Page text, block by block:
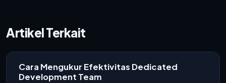
Artikel Terkait
Cara Mengukur Efektivitas Dedicated
Development Team